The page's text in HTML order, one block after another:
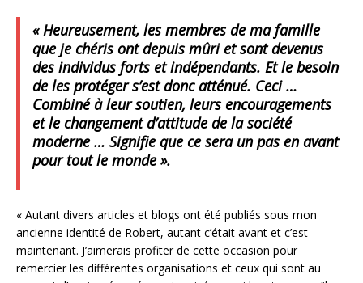
« Heureusement, les membres de ma famille
que je chéris ont depuis mûri et sont devenus
des individus forts et indépendants. Et le besoin
de les protéger s’est donc atténué. Ceci …
Combiné à leur soutien, leurs encouragements
et le changement d’attitude de la société
moderne … Signifie que ce sera un pas en avant
pour tout le monde ».
« Autant divers articles et blogs ont été publiés sous mon
ancienne identité de Robert, autant c’était avant et c’est
maintenant. J’aimerais profiter de cette occasion pour
remercier les différentes organisations et ceux qui sont au